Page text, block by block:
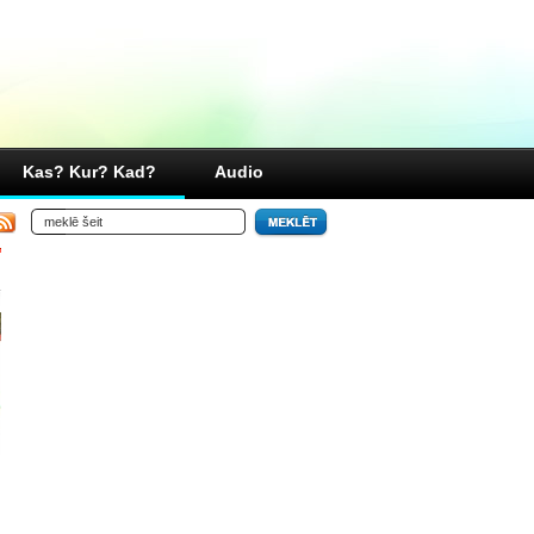
Kas? Kur? Kad? Audio